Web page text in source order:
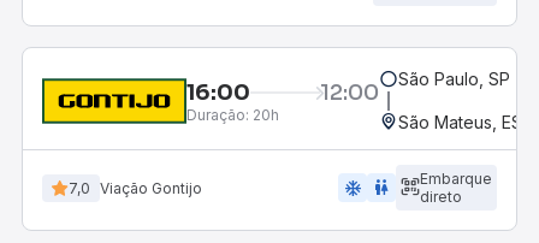
16:00 12:00
Duração: 20h
São Paulo, SP -
São Mateus, ES -
7,0 Viação Gontijo ac_unit wc
Embarque
direto